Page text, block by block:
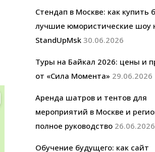
Стендап в Москве: как купить
лучшие юмористические шоу
StandUpMsk 30.06.2026
Туры на Байкал 2026: цены и
от «Сила Момента» 29.06.2026
Аренда шатров и тентов для
мероприятий в Москве и
полное руководство 26.06.2026
Обучение будущего: как сайт